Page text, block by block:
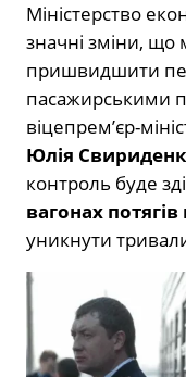
Міністерство
значні зміни, що
пришвидшити
пасажирськими
віцепрем’єр-
Юлія
контроль буде
вагонах потягів
уникнути